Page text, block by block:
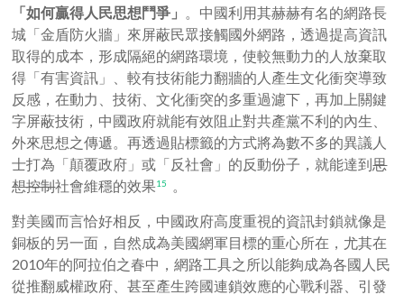
「如何贏得人民思想鬥爭」 。中國利用其赫赫有名的網路長
城「金盾防火牆」來屏蔽民眾接觸國外網路，透過提高資訊
取得的成本，形成隔絕的網路環境，使較無動力的人放棄取
得「有害資訊」、較有技術能力翻牆的人產生文化衝突導致
反感，在動力、技術、文化衝突的多重過濾下，再加上關鍵
字屏蔽技術，中國政府就能有效阻止對共產黨不利的內生、
外來思想之傳遞。再透過貼標籤的方式將為數不多的異議人
士打為「顛覆政府」或「反社會」的反動份子，就能達到思
想控制社會維穩的效果15 。
對美國而言恰好相反，中國政府高度重視的資訊封鎖就像是
銅板的另一面，自然成為美國網軍目標的重心所在，尤其在
2010年的阿拉伯之春中，網路工具之所以能夠成為各國人民
從推翻威權政府、甚至產生跨國連鎖效應的心戰利器、引發